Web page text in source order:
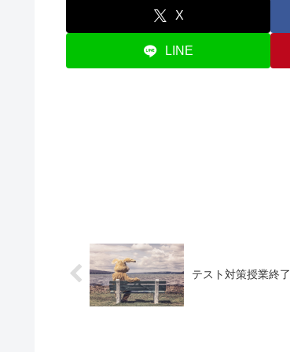
X
LINE
テスト対策授業終了